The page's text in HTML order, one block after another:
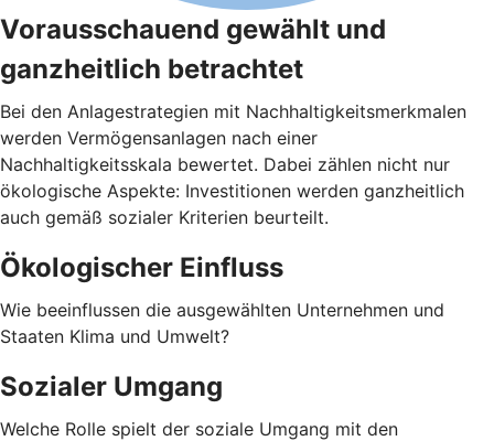
Vorausschauend gewählt und
ganzheitlich betrachtet
Bei den Anlagestrategien mit Nachhaltigkeitsmerkmalen
werden Vermögensanlagen nach einer
Nachhaltigkeitsskala bewertet. Dabei zählen nicht nur
ökologische Aspekte: Investitionen werden ganzheitlich
auch gemäß sozialer Kriterien beurteilt.
Ökologischer Einfluss
Wie beeinflussen die ausgewählten Unternehmen und
Staaten Klima und Umwelt?
Sozialer Umgang
Welche Rolle spielt der soziale Umgang mit den